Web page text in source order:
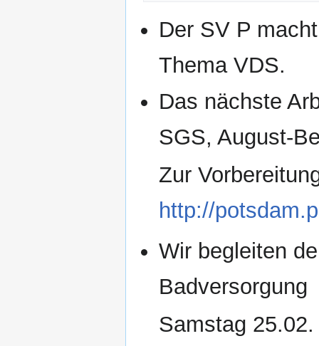
Der SV P
Thema VDS.
Das nächste
SGS, August-
Zur
http://
Wir begleiten
Badversorgung
Samstag